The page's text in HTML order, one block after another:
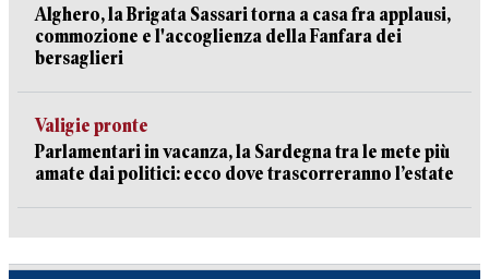
Alghero, la Brigata Sassari torna a casa fra applausi,
commozione e l'accoglienza della Fanfara dei
bersaglieri
Valigie pronte
Parlamentari in vacanza, la Sardegna tra le mete più
amate dai politici: ecco dove trascorreranno l’estate